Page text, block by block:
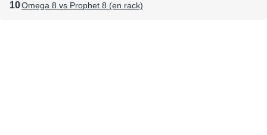
Omega 8 vs Prophet 8 (en rack)